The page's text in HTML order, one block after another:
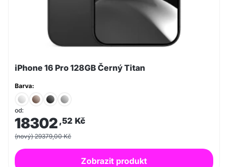
iPhone 16 Pro 128GB Černý Titan
Barva:
od:
18302 ,52 Kč
(nový) 29379,00 Kč
Zobrazit produkt